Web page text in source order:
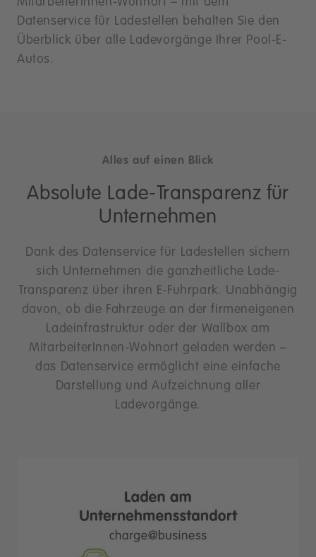
Datenservice für Ladestellen behalten Sie den
Überblick über alle Ladevorgänge Ihrer Pool-E-
Autos.
Alles auf einen Blick
Absolute Lade-Transparenz für
Unternehmen
Dank des Datenservice für Ladestellen sichern
sich Unternehmen die ganzheitliche Lade-
Transparenz über ihren E-Fuhrpark. Unabhängig
davon, ob die Fahrzeuge an der firmeneigenen
Ladeinfrastruktur oder der Wallbox am
MitarbeiterInnen-Wohnort geladen werden –
das Datenservice ermöglicht eine einfache
Darstellung und Aufzeichnung aller
Ladevorgänge.